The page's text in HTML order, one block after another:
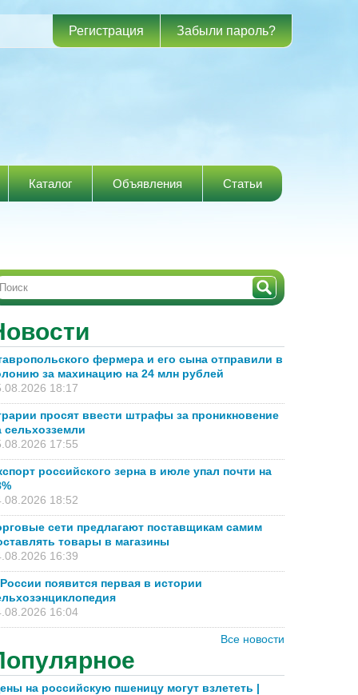
Регистрация Забыли пароль?
Каталог Объявления Статьи
фермера и его сына отправили в
за махинацию на 24 млн рублей
18:17
просят ввести штрафы за проникновение
сельхозземли
17:55
российского зерна в июле упал почти на
18:52
сети предлагают поставщикам самим
товары в магазины
16:39
появится первая в истории
16:04
Все новости
на российскую пшеницу могут взлететь |